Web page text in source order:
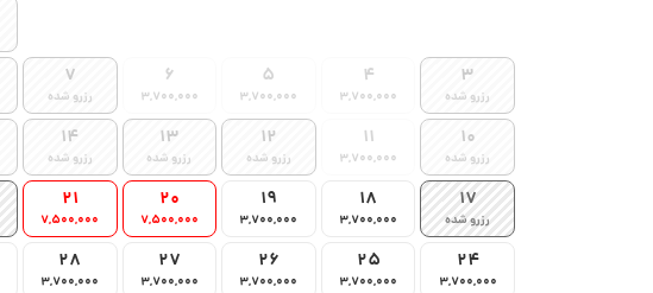
3
رزرو شده
4
3,700,000
5
3,700,000
6
3,700,000
7
رزرو شده
10
رزرو شده
11
3,700,000
12
رزرو شده
13
رزرو شده
14
رزرو شده
17
رزرو شده
18
3,700,000
19
3,700,000
20
7,500,000
21
7,500,000
24
3,700,000
25
3,700,000
26
3,700,000
27
3,700,000
28
3,700,000